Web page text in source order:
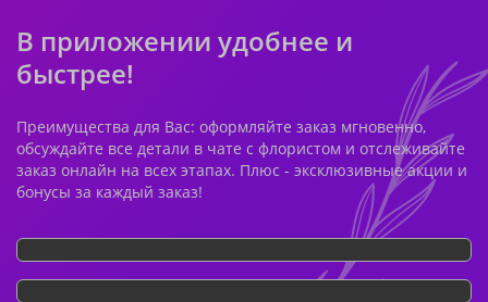
В приложении удобнее и
быстрее!
Преимущества для Вас: оформляйте заказ мгновенно,
обсуждайте все детали в чате с флористом и отслеживайте
заказ онлайн на всех этапах. Плюс - эксклюзивные акции и
бонусы за каждый заказ!